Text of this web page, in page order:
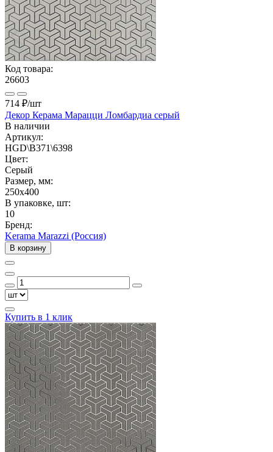
Код товара:
26603
714 ₽/шт
Декор Керама Марацци Ломбардиа серый
В наличии
Артикул:
HGD\B371\6398
Цвет:
Серый
Размер, мм:
250x400
В упаковке, шт:
10
Бренд:
Kerama Marazzi (Россия)
В корзину
Купить в 1 клик